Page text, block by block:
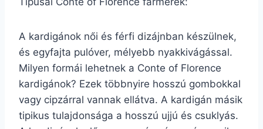
A kardigánok női és férfi dizájnban készülnek,
és egyfajta pulóver, mélyebb nyakkivágással.
Milyen formái lehetnek a Conte of Florence
kardigánok? Ezek többnyire hosszú gombokkal
vagy cipzárral vannak ellátva. A kardigán másik
tipikus tulajdonsága a hosszú ujjú és csuklyás.